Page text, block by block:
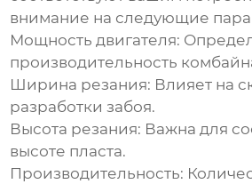
внимание на следующие
Мощность двигателя:
производительность
Ширина резания: Влияет на
разработки забоя.
Высота резания: Важна для
высоте пласта.
Производительность: